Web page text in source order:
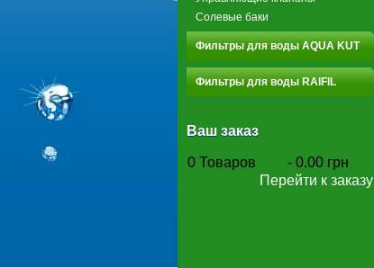
Солевые баки
Фильтры для воды AQUA KUT
Фильтры для воды RAIFIL
Ваш заказ
0 Товаров - 0.00 грн
Перейти к заказу